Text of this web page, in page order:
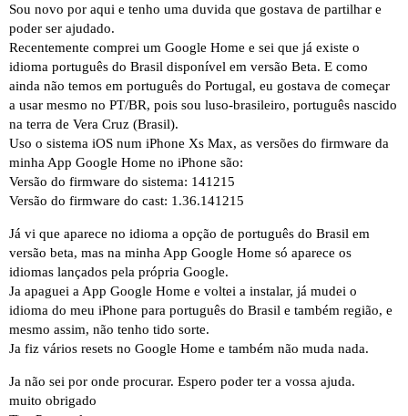
Sou novo por aqui e tenho uma duvida que gostava de partilhar e
poder ser ajudado.
Recentemente comprei um Google Home e sei que já existe o
idioma português do Brasil disponível em versão Beta. E como
ainda não temos em português do Portugal, eu gostava de começar
a usar mesmo no PT/BR, pois sou luso-brasileiro, português nascido
na terra de Vera Cruz (Brasil).
Uso o sistema iOS num iPhone Xs Max, as versões do firmware da
minha App Google Home no iPhone são:
Versão do firmware do sistema: 141215
Versão do firmware do cast: 1.36.141215
Já vi que aparece no idioma a opção de português do Brasil em
versão beta, mas na minha App Google Home só aparece os
idiomas lançados pela própria Google.
Ja apaguei a App Google Home e voltei a instalar, já mudei o
idioma do meu iPhone para português do Brasil e também região, e
mesmo assim, não tenho tido sorte.
Ja fiz vários resets no Google Home e também não muda nada.
Ja não sei por onde procurar. Espero poder ter a vossa ajuda.
muito obrigado